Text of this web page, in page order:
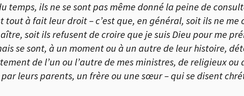
temps, ils ne se sont pas même donné la peine de
tout à fait leur droit – c’est que, en général, soit ils ne me
soit ils refusent de croire que je suis Dieu pour me
se sont, à un moment ou à un autre de leur histoire,
de l’un ou l’autre de mes ministres, de religieux
leurs parents, un frère ou une sœur – qui se disent